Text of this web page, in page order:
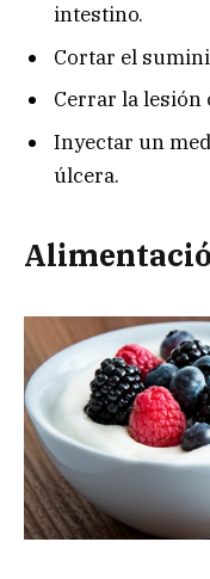
intestino.
Cortar el
Cerrar la lesión
Inyectar un
úlcera.